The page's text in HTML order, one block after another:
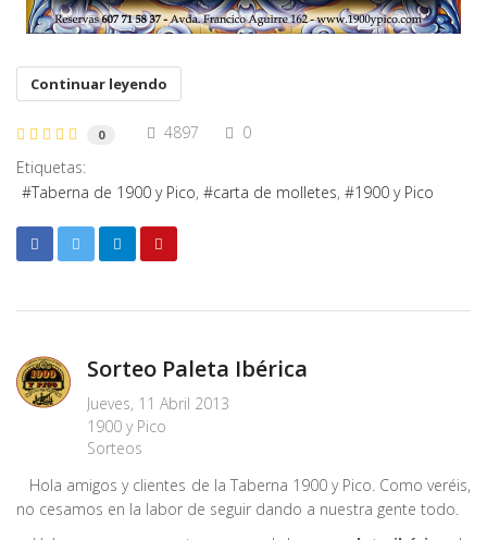
Continuar leyendo
0 4897
0
Etiquetas:
Taberna de 1900 y Pico
carta de molletes 1900 y Pico
Sorteo Paleta Ibérica
Jueves, 11 Abril 2013
1900 y Pico
Sorteos
Hola amigos y clientes de la Taberna 1900 y Pico. Como veréis,
no cesamos en la labor de seguir dando a nuestra gente todo.